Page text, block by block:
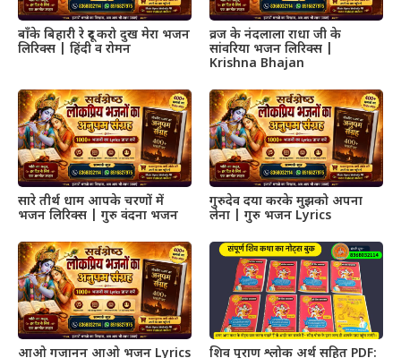
बाँके बिहारी रे दूर करो दुख मेरा भजन
लिरिक्स | हिंदी व रोमन
व्रज के नंदलाला राधा जी के
सांवरिया भजन लिरिक्स |
Krishna Bhajan
सारे तीर्थ धाम आपके चरणों में
भजन लिरिक्स | गुरु वंदना भजन
गुरुदेव दया करके मुझको अपना
लेना | गुरु भजन Lyrics
आओ गजानन आओ भजन Lyrics शिव पुराण श्लोक अर्थ सहित PDF: